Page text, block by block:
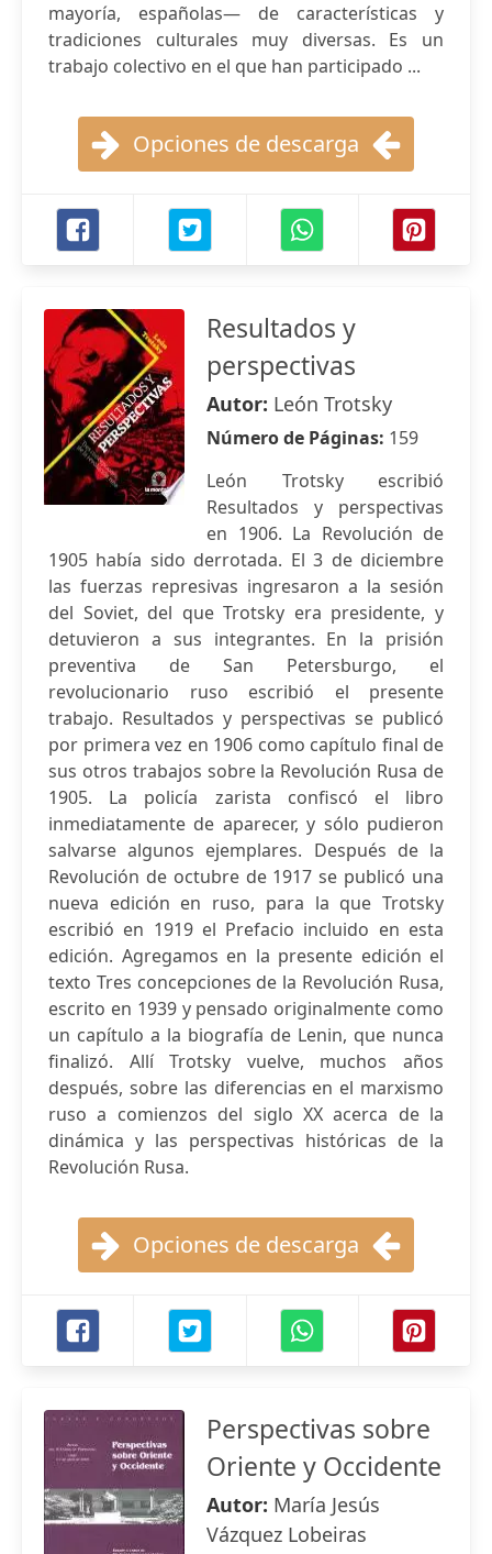
mayoría, españolas— de características y
tradiciones culturales muy diversas. Es un
trabajo colectivo en el que han participado ...
Opciones de descarga
Resultados y
perspectivas
Autor: León Trotsky
Número de Páginas: 159
León Trotsky escribió
Resultados y perspectivas
en 1906. La Revolución de
1905 había sido derrotada. El 3 de diciembre
las fuerzas represivas ingresaron a la sesión
del Soviet, del que Trotsky era presidente, y
detuvieron a sus integrantes. En la prisión
preventiva de San Petersburgo, el
revolucionario ruso escribió el presente
trabajo. Resultados y perspectivas se publicó
por primera vez en 1906 como capítulo final de
sus otros trabajos sobre la Revolución Rusa de
1905. La policía zarista confiscó el libro
inmediatamente de aparecer, y sólo pudieron
salvarse algunos ejemplares. Después de la
Revolución de octubre de 1917 se publicó una
nueva edición en ruso, para la que Trotsky
escribió en 1919 el Prefacio incluido en esta
edición. Agregamos en la presente edición el
texto Tres concepciones de la Revolución Rusa,
escrito en 1939 y pensado originalmente como
un capítulo a la biografía de Lenin, que nunca
finalizó. Allí Trotsky vuelve, muchos años
después, sobre las diferencias en el marxismo
ruso a comienzos del siglo XX acerca de la
dinámica y las perspectivas históricas de la
Revolución Rusa.
Opciones de descarga
Perspectivas sobre
Oriente y Occidente
Autor: María Jesús
Vázquez Lobeiras